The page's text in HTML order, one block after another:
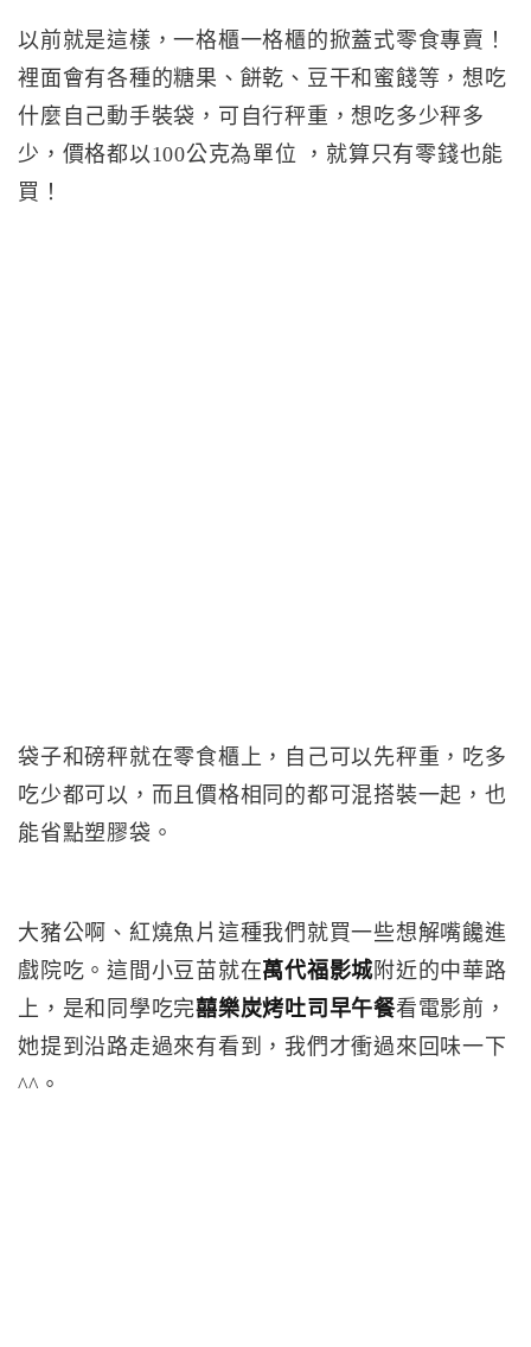
以前就是這樣，一格櫃一格櫃的掀蓋式零食專賣！
裡面會有各種的糖果、餅乾、豆干和蜜餞等，想吃
什麼自己動手裝袋，可自行秤重，想吃多少秤多
少，價格都以100公克為單位 ，就算只有零錢也能
買！
袋子和磅秤就在零食櫃上，自己可以先秤重，吃多
吃少都可以，而且價格相同的都可混搭裝一起，也
能省點塑膠袋。
大豬公啊、紅燒魚片這種我們就買一些想解嘴饞進
戲院吃。這間小豆苗就在萬代福影城附近的中華路
上，是和同學吃完囍樂炭烤吐司早午餐看電影前，
她提到沿路走過來有看到，我們才衝過來回味一下
^^。